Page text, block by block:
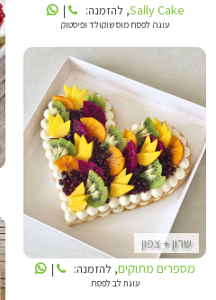
Sally Cake, להזמנה: |
עוגה לפסח מוס שוקולד ופיסטוק
שרון + צפון
מספרים מתוקים
מספרים מתוקים, להזמנה: |
עוגת לב לפסח